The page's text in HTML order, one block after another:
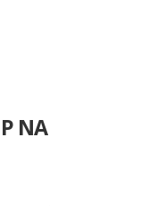
NA